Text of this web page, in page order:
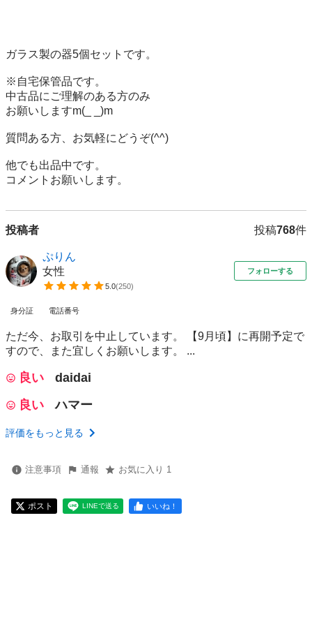
ガラス製の器5個セットです。
※自宅保管品です。
中古品にご理解のある方のみ
お願いしますm(_ _)m
質問ある方、お気軽にどうぞ(^^)
他でも出品中です。
コメントお願いします。
投稿者 投稿768件
ぷりん
女性
5.0(250)
フォローする
身分証 電話番号
ただ今、お取引を中止しています。 【9月頃】に再開予定で
すので、また宜しくお願いします。 ...
良い
daidai
良い
ハマー
評価をもっと見る
注意事項 通報 お気に入り 1
ポスト LINEで送る いいね！